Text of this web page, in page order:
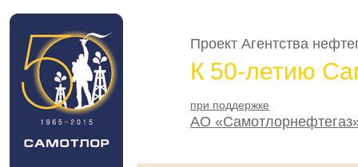
Проект Агентства
К 50-летию
при поддержке
АО